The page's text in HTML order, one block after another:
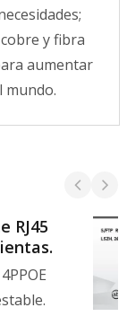
y fibra
aumentar
mundo.
RJ45